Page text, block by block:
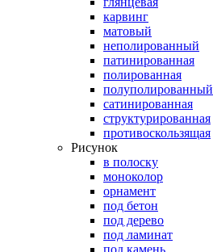
карвинг
матовый
неполированный
патинированная
полированная
полуполированный
сатинированная
структурированная
противоскользящая
Рисунок
в полоску
моноколор
орнамент
под бетон
под дерево
под ламинат
под камень